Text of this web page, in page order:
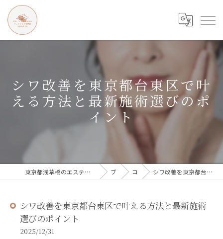
シワ改善を東京都台東区で叶
える方法と最新施術選びのポ
イント
東京都浅草橋のエステなら目の、シワとたるみのフェイシャル専門店 regalo ブログ コラム シワ改善を東京都台東区で叶える方法と最新施術選びのポイント
シワ改善を東京都台東区で叶える方法と最新施術
選びのポイント
2025/12/31